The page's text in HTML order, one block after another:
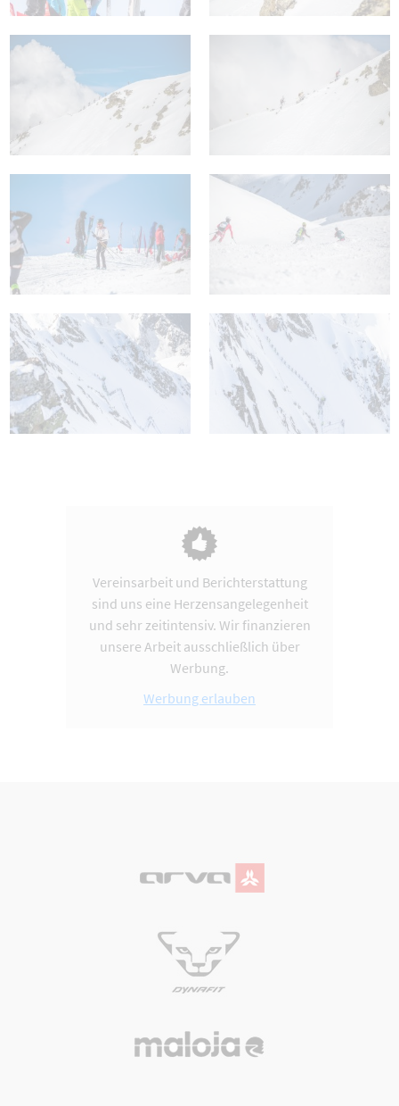
Vereinsarbeit und Berichterstattung
sind uns eine Herzensangelegenheit
und sehr zeitintensiv. Wir finanzieren
unsere Arbeit ausschließlich über
Werbung.
Werbung erlauben